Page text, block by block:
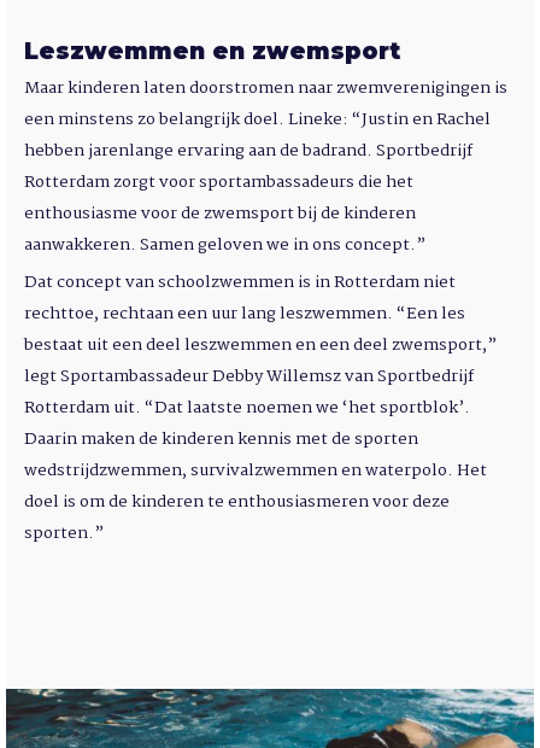
Leszwemmen en zwemsport
Maar kinderen laten doorstromen naar zwemverenigingen is
een minstens zo belangrijk doel. Lineke: “Justin en Rachel
hebben jarenlange ervaring aan de badrand. Sportbedrijf
Rotterdam zorgt voor sportambassadeurs die het
enthousiasme voor de zwemsport bij de kinderen
aanwakkeren. Samen geloven we in ons concept.”
Dat concept van schoolzwemmen is in Rotterdam niet
rechttoe, rechtaan een uur lang leszwemmen. “Een les
bestaat uit een deel leszwemmen en een deel zwemsport,”
legt Sportambassadeur Debby Willemsz van Sportbedrijf
Rotterdam uit. “Dat laatste noemen we ‘het sportblok’.
Daarin maken de kinderen kennis met de sporten
wedstrijdzwemmen, survivalzwemmen en waterpolo. Het
doel is om de kinderen te enthousiasmeren voor deze
sporten.”